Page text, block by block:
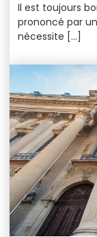
Il est toujours
prononcé par
nécessite […]